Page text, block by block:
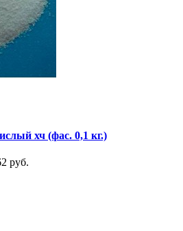
хч (фас. 0,1 кг.)
руб.